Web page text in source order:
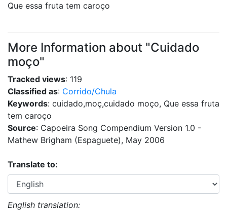
Que essa fruta tem caroço
More Information about "Cuidado
moço"
Tracked views: 119
Classified as: Corrido/Chula
Keywords: cuidado,moç,cuidado moço, Que essa fruta
tem caroço
Source: Capoeira Song Compendium Version 1.0 -
Mathew Brigham (Espaguete), May 2006
Translate to:
English translation: